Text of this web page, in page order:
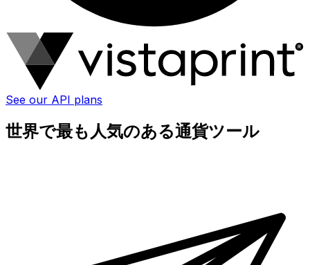
See our API plans
世界で最も人気のある通貨ツール